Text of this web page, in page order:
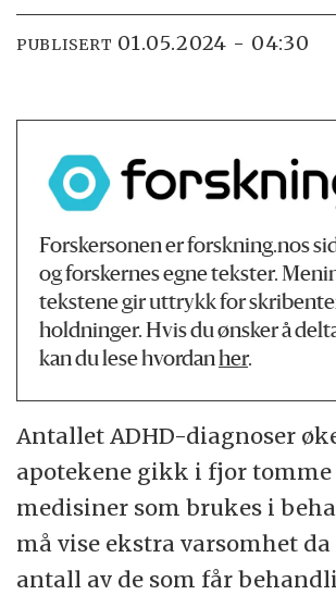
PUBLISERT 01.05.2024 - 04:30
Forskersonen er forskning.nos
og forskernes egne tekster.
tekstene gir uttrykk for
holdninger. Hvis du ønsker å
kan du lese hvordanher.
Antallet ADHD-diagnoser
apotekene gikk i fjor
medisiner som brukes i
må vise ekstra varsomhet
antall av de som får